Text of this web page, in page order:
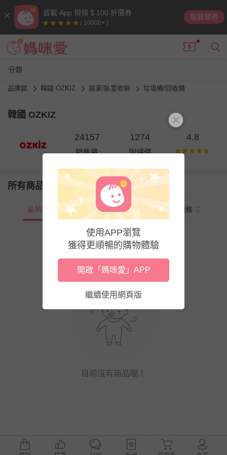
首載 App 現領 $ 100 折價券
( 10000+ )
點我領券
分類
品牌館 韓國 OZKIZ 居家/臥室收納 垃圾桶/回收桶
韓國 OZKIZ
24157
銷售量
1274
則評價
4.8
所有商品
最熱銷 新上市 價格
目前沒有商品喔！
使用APP瀏覽
獲得更順暢的購物體驗
開啟「媽咪愛」APP
繼續使用網頁版